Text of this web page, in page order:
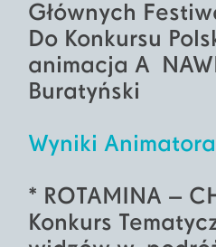
Głównych
Do Konkursu
animacja A
Buratyński
Wyniki
* ROTAMINA –
Konkurs